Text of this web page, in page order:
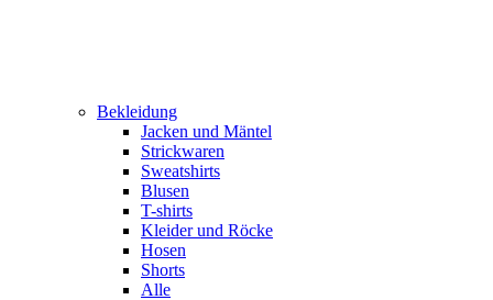
Bekleidung
Jacken und Mäntel
Strickwaren
Sweatshirts
Blusen
T-shirts
Kleider und Röcke
Hosen
Shorts
Alle